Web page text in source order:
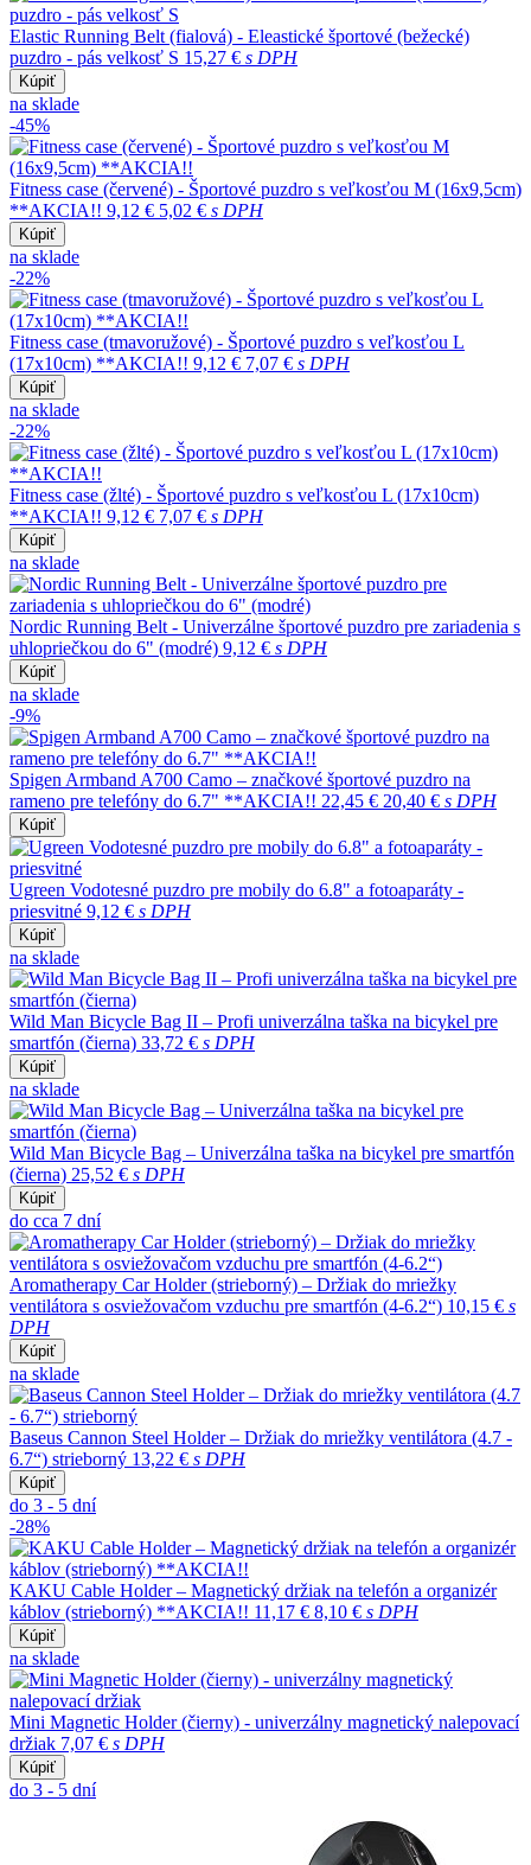
Elastic Running Belt (fialová) - Eleastické športové (bežecké)
puzdro - pás velkosť S 15,27 € s DPH
Kúpiť
na sklade
-45%
Fitness case (červené) - Športové puzdro s veľkosťou M (16x9,5cm)
**AKCIA!! 9,12 € 5,02 € s DPH
Kúpiť
na sklade
-22%
Fitness case (tmavoružové) - Športové puzdro s veľkosťou L
(17x10cm) **AKCIA!! 9,12 € 7,07 € s DPH
Kúpiť
na sklade
-22%
Fitness case (žlté) - Športové puzdro s veľkosťou L (17x10cm)
**AKCIA!! 9,12 € 7,07 € s DPH
Kúpiť
na sklade
Nordic Running Belt - Univerzálne športové puzdro pre zariadenia s
uhlopriečkou do 6" (modré) 9,12 € s DPH
Kúpiť
na sklade
-9%
Spigen Armband A700 Camo – značkové športové puzdro na
rameno pre telefóny do 6.7" **AKCIA!! 22,45 € 20,40 € s DPH
Kúpiť
Ugreen Vodotesné puzdro pre mobily do 6.8" a fotoaparáty -
priesvitné 9,12 € s DPH
Kúpiť
na sklade
Wild Man Bicycle Bag II – Profi univerzálna taška na bicykel pre
smartfón (čierna) 33,72 € s DPH
Kúpiť
na sklade
Wild Man Bicycle Bag – Univerzálna taška na bicykel pre smartfón
(čierna) 25,52 € s DPH
Kúpiť
do cca 7 dní
Aromatherapy Car Holder (strieborný) – Držiak do mriežky
ventilátora s osviežovačom vzduchu pre smartfón (4-6.2“) 10,15 € s
DPH
Kúpiť
na sklade
Baseus Cannon Steel Holder – Držiak do mriežky ventilátora (4.7 -
6.7“) strieborný 13,22 € s DPH
Kúpiť
do 3 - 5 dní
-28%
KAKU Cable Holder – Magnetický držiak na telefón a organizér
káblov (strieborný) **AKCIA!! 11,17 € 8,10 € s DPH
Kúpiť
na sklade
Mini Magnetic Holder (čierny) - univerzálny magnetický nalepovací
držiak 7,07 € s DPH
Kúpiť
do 3 - 5 dní